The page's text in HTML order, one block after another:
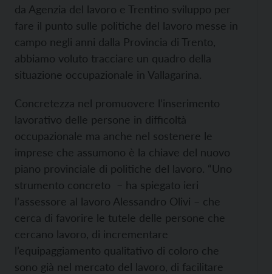
da Agenzia del lavoro e Trentino sviluppo per
fare il punto sulle politiche del lavoro messe in
campo negli anni dalla Provincia di Trento,
abbiamo voluto tracciare un quadro della
situazione occupazionale in Vallagarina.
Concretezza nel promuovere l’inserimento
lavorativo delle persone in difficoltà
occupazionale ma anche nel sostenere le
imprese che assumono è la chiave del nuovo
piano provinciale di politiche del lavoro. “Uno
strumento concreto – ha spiegato ieri
l’assessore al lavoro Alessandro Olivi – che
cerca di favorire le tutele delle persone che
cercano lavoro, di incrementare
l’equipaggiamento qualitativo di coloro che
sono già nel mercato del lavoro, di facilitare